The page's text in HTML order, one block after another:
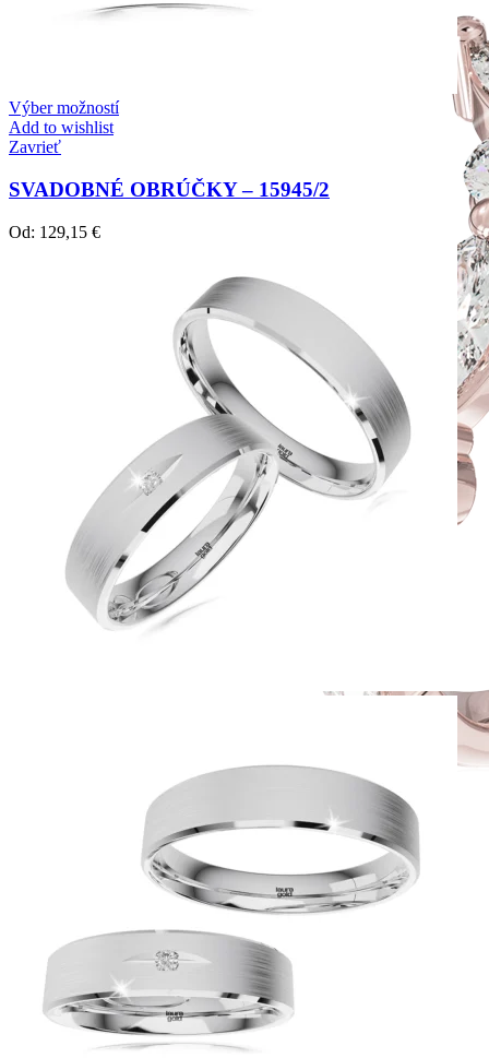
Simple Collection
Výber možností
Add to wishlist
Zavrieť
SVADOBNÉ OBRÚČKY – 15945/2
Od: 129,15 €